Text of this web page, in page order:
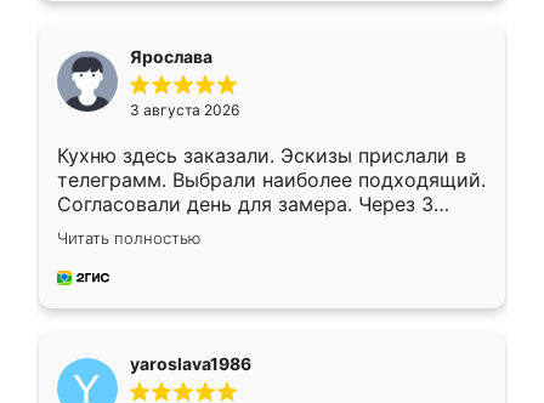
Ярослава
3 августа 2026
Кухню здесь заказали. Эскизы прислали в
телеграмм. Выбрали наиболее подходящий.
Согласовали день для замера. Через 3
недели кухня была уже готова. Остались
довольны работой. Спасибо Ренессанс
мебель за качественную работу!
Читать полностью
yaroslava1986